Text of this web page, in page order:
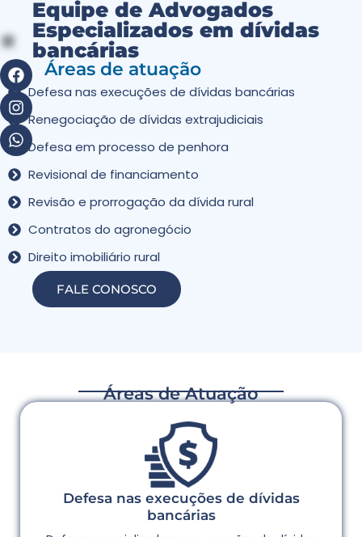
Equipe de Advogados
Especializados em dívidas
bancárias
Áreas de atuação
Defesa nas execuções de dívidas bancárias
Renegociação de dívidas extrajudiciais
Defesa em processo de penhora
Revisional de financiamento
Revisão e prorrogação da dívida rural
Contratos do agronegócio
Direito imobiliário rural
FALE CONOSCO
Áreas de Atuação
Defesa nas execuções de dívidas
bancárias